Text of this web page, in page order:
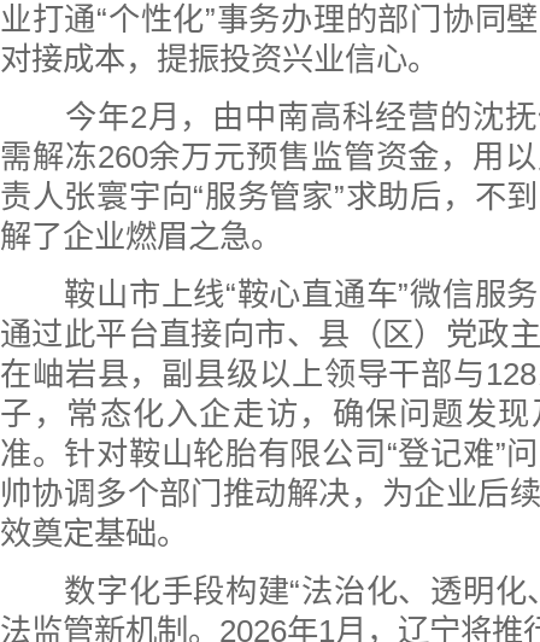
业打通“个性化”事务办理的部门协同
对接成本，提振投资兴业信心。
今年2月，由中南高科经营的沈抚
需解冻260余万元预售监管资金，用
责人张寰宇向“服务管家”求助后，不
解了企业燃眉之急。
鞍山市上线“鞍心直通车”微信服务
通过此平台直接向市、县（区）党政
在岫岩县，副县级以上领导干部与
子，常态化入企走访，确保问题发
准。针对鞍山轮胎有限公司“登记难”
帅协调多个部门推动解决，为企业后
效奠定基础。
数字化手段构建“法治化、透明化
法监管新机制。2026年1月，辽宁将推